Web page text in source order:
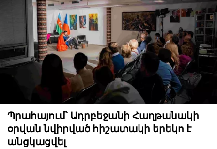
Պրահայում՝ Ադրբեջանի Հաղթանակի
օրվան նվիրված հիշատակի երեկո է
անցկացվել